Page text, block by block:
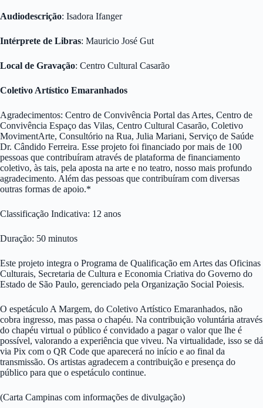
Audiodescrição: Isadora Ifanger
Intérprete de Libras: Mauricio José Gut
Local de Gravação: Centro Cultural Casarão
Coletivo Artístico Emaranhados
Agradecimentos: Centro de Convivência Portal das Artes, Centro de
Convivência Espaço das Vilas, Centro Cultural Casarão, Coletivo
MovimentArte, Consultório na Rua, Julia Mariani, Serviço de Saúde
Dr. Cândido Ferreira. Esse projeto foi financiado por mais de 100
pessoas que contribuíram através de plataforma de financiamento
coletivo, às tais, pela aposta na arte e no teatro, nosso mais profundo
agradecimento. Além das pessoas que contribuíram com diversas
outras formas de apoio.*
Classificação Indicativa: 12 anos
Duração: 50 minutos
Este projeto integra o Programa de Qualificação em Artes das Oficinas
Culturais, Secretaria de Cultura e Economia Criativa do Governo do
Estado de São Paulo, gerenciado pela Organização Social Poiesis.
O espetáculo A Margem, do Coletivo Artístico Emaranhados, não
cobra ingresso, mas passa o chapéu. Na contribuição voluntária através
do chapéu virtual o público é convidado a pagar o valor que lhe é
possível, valorando a experiência que viveu. Na virtualidade, isso se dá
via Pix com o QR Code que aparecerá no início e ao final da
transmissão. Os artistas agradecem a contribuição e presença do
público para que o espetáculo continue.
(Carta Campinas com informações de divulgação)